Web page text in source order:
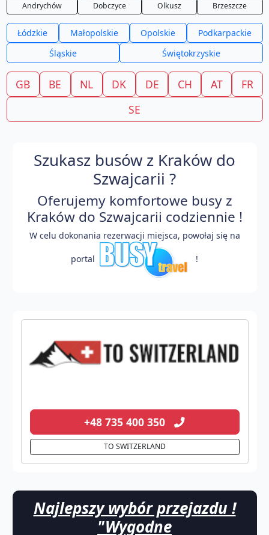
Andrychów
Dobczyce Olkusz Brzeszcze
Łódzkie Małopolskie Opolskie
Podkarpackie
Śląskie
Świętokrzyskie
GB BE NL DK DE CH AT
FR
SE
Szukasz busów z Kraków do
Szwajcarii ?
Oferujemy komfortowe busy z
Kraków do Szwajcarii codziennie !
W celu dokonania rezerwacji miejsca, powołaj się na
portal !
+48 735 400 350
TO SWITZERLAND
Najlepszy wybór przejazdu !
"Wygodne